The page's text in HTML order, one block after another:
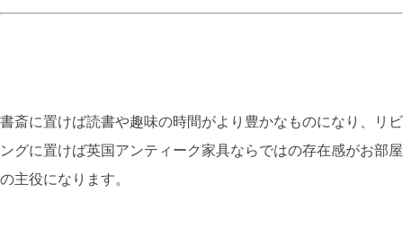
書斎に置けば読書や趣味の時間がより豊かなものになり、リビ
ングに置けば英国アンティーク家具ならではの存在感がお部屋
の主役になります。